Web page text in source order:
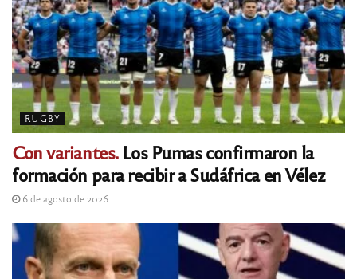
RUGBY
Con variantes.Los Pumas confirmaron la
formación para recibir a Sudáfrica en Vélez
6 de agosto de 2026